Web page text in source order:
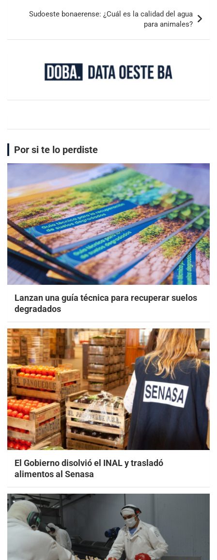
Sudoeste bonaerense: ¿Cuál es la calidad del agua
para animales?
Por si te lo perdiste
Lanzan una guía técnica para recuperar suelos
degradados
El Gobierno disolvió el INAL y trasladó
alimentos al Senasa